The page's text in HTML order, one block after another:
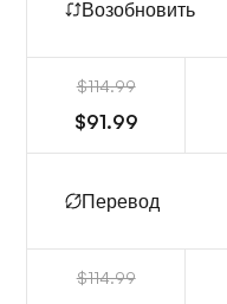
Возобновить
$114.99
$91.99
Перевод
$114.99